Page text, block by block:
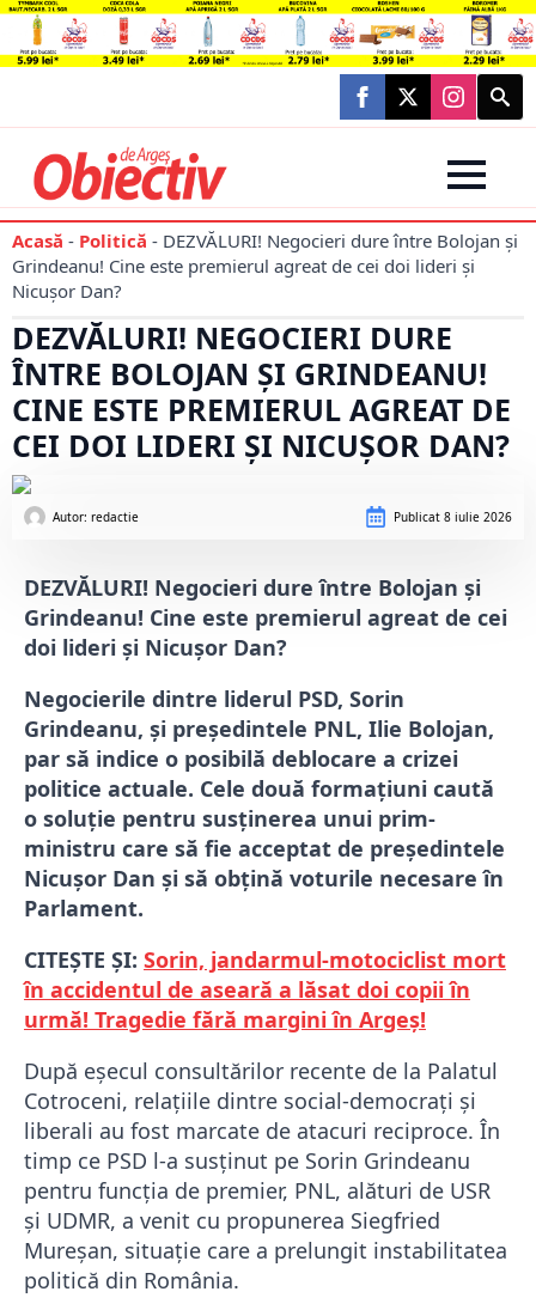
Search
for:
Acasă - Politică - DEZVĂLURI! Negocieri dure între Bolojan și
Grindeanu! Cine este premierul agreat de cei doi lideri și
Nicușor Dan?
DEZVĂLURI! NEGOCIERI DURE
ÎNTRE BOLOJAN ȘI GRINDEANU!
CINE ESTE PREMIERUL AGREAT DE
CEI DOI LIDERI ȘI NICUȘOR DAN?
Autor: redactie Publicat 8 iulie 2026
DEZVĂLURI! Negocieri dure între Bolojan și
Grindeanu! Cine este premierul agreat de cei
doi lideri și Nicușor Dan?
Negocierile dintre liderul PSD, Sorin
Grindeanu, și președintele PNL, Ilie Bolojan,
par să indice o posibilă deblocare a crizei
politice actuale. Cele două formațiuni caută
o soluție pentru susținerea unui prim-
ministru care să fie acceptat de președintele
Nicușor Dan și să obțină voturile necesare în
Parlament.
CITEȘTE ȘI: Sorin, jandarmul-motociclist mort
în accidentul de aseară a lăsat doi copii în
urmă! Tragedie fără margini în Argeș!
După eșecul consultărilor recente de la Palatul
Cotroceni, relațiile dintre social-democrați și
liberali au fost marcate de atacuri reciproce. În
timp ce PSD l-a susținut pe Sorin Grindeanu
pentru funcția de premier, PNL, alături de USR
și UDMR, a venit cu propunerea Siegfried
Mureșan, situație care a prelungit instabilitatea
politică din România.